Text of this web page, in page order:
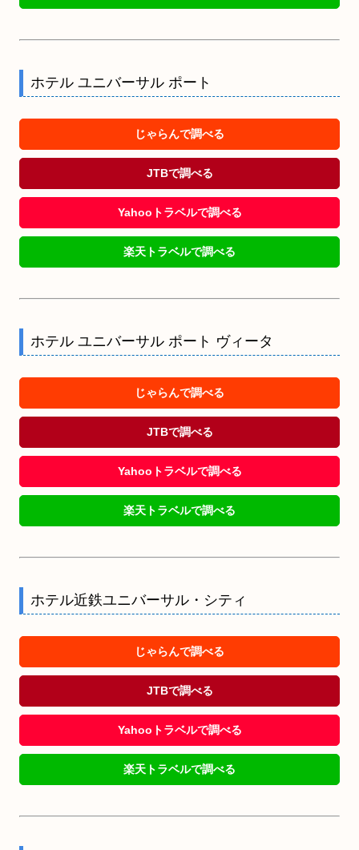
ホテル ユニバーサル ポート
じゃらんで調べる
JTBで調べる
Yahooトラベルで調べる
楽天トラベルで調べる
ホテル ユニバーサル ポート ヴィータ
じゃらんで調べる
JTBで調べる
Yahooトラベルで調べる
楽天トラベルで調べる
ホテル近鉄ユニバーサル・シティ
じゃらんで調べる
JTBで調べる
Yahooトラベルで調べる
楽天トラベルで調べる